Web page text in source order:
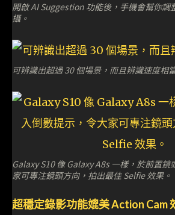
開啟 AI Suggestion 功能後，手機會幫你調
攝。
可辨識出超過 30 個場景，而且辨識速度相
Galaxy S10 像 Galaxy A8s 一樣，於前置
家可專注鏡頭方向，拍出最佳 Selfie 效果。
超穩定錄影功能媲美 Action Cam